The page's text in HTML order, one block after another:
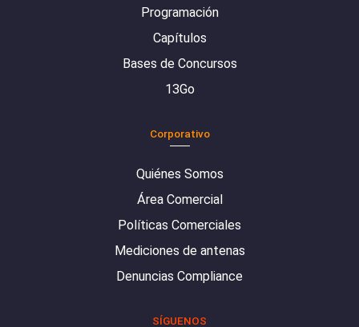
Programación
Capítulos
Bases de Concursos
13Go
Corporativo
Quiénes Somos
Área Comercial
Políticas Comerciales
Mediciones de antenas
Denuncias Compliance
SÍGUENOS